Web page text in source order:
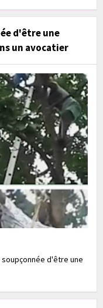
d'être une
un avocatier
d'être une